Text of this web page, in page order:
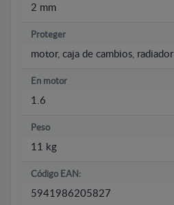
2 mm
Proteger
motor, caja de cambios, radiador
En motor
1.6
Peso
11 kg
Código EAN:
5941986205827